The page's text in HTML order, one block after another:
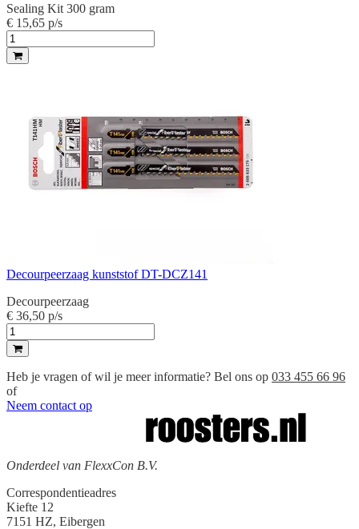
Sealing Kit 300 gram
€ 15,65 p/s
Decourpeerzaag kunststof DT-DCZ141
Decourpeerzaag
€ 36,50 p/s
Heb je vragen of wil je meer informatie? Bel ons op 033 455 66 96
of
Neem contact op
Onderdeel van FlexxCon B.V.
Correspondentieadres
Kiefte 12
7151 HZ, Eibergen